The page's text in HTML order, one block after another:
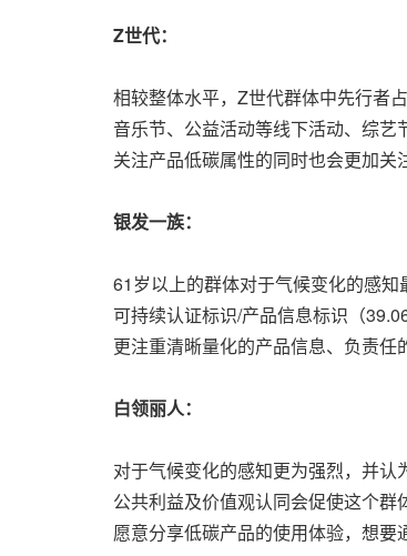
Z世代：
相较整体水平，Z世代群体中先行者
音乐节、公益活动等线下活动、综艺
关注产品低碳属性的同时也会更加关
银发一族：
61岁以上的群体对于气候变化的感知
可持续认证标识/产品信息标识（
更注重清晰量化的产品信息、负责任
白领丽人：
对于气候变化的感知更为强烈，并认
公共利益及价值观认同会促使这个
愿意分享低碳产品的使用体验，想要